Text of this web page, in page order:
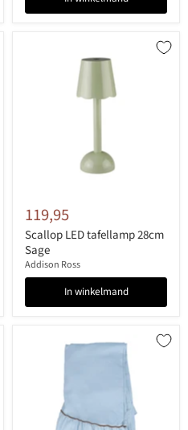
119,95
Scallop LED tafellamp 28cm
Sage
Addison Ross
In winkelmand